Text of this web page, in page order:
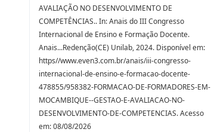
AVALIAÇÃO NO DESENVOLVIMENTO DE
COMPETÊNCIAS.. In: Anais do III Congresso
Internacional de Ensino e Formação Docente.
Anais...Redenção(CE) Unilab, 2024. Disponível em:
https//www.even3.com.br/anais/iii-congresso-
internacional-de-ensino-e-formacao-docente-
478855/958382-FORMACAO-DE-FORMADORES-EM-
MOCAMBIQUE--GESTAO-E-AVALIACAO-NO-
DESENVOLVIMENTO-DE-COMPETENCIAS. Acesso
em: 08/08/2026